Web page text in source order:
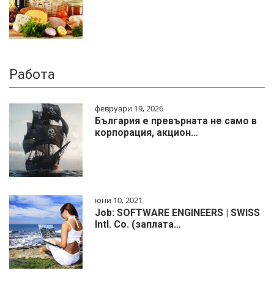
Работа
февруари 19, 2026
България е превърната не само в
корпорация, акцион…
юни 10, 2021
Job: SOFTWARE ENGINEERS | SWISS
Intl. Co. (заплата…